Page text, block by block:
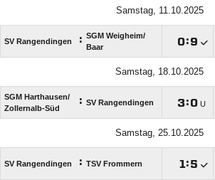
Samstag, 11.10.2025
SV Rangendingen : SGM Weigheim/​
Baar
:
Samstag, 18.10.2025
SGM Harthausen/​
Zollernalb-Süd
: SV Rangendingen : U
Samstag, 25.10.2025
SV Rangendingen : TSV Frommern  :